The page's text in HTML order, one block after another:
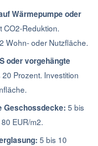
Wärmepumpe oder
CO2-Reduktion.
Wohn- oder Nutzfläche.
oder vorgehängte
20 Prozent. Investition
Geschossdecke: 5 bis
EUR/m2.
5 bis 10